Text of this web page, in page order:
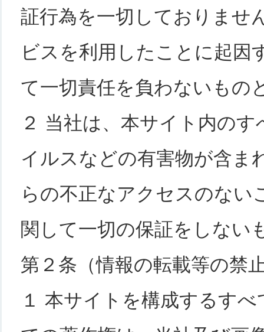
証行為を一切しておりませ
ビスを利用したことに起因
て一切責任を負わないもの
２ 当社は、本サイト内の
イルスなどの有害物が含ま
らの不正なアクセスのない
関して一切の保証をしない
第２条（情報の転載等の禁
１ 本サイトを構成するす